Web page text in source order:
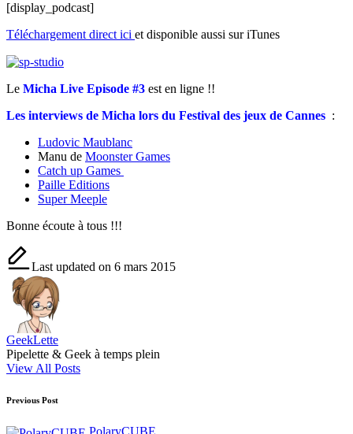
[display_podcast]
Téléchargement direct ici et disponible aussi sur iTunes
Le Micha Live Episode #3 est en ligne !!
Les interviews de Micha lors du Festival des jeux de Cannes :
Ludovic Maublanc
Manu de Moonster Games
Catch up Games
Paille Editions
Super Meeple
Bonne écoute à tous !!!
Last updated on 6 mars 2015
GeekLette
Pipelette & Geek à temps plein
View All Posts
Post
navigation
Previous Post